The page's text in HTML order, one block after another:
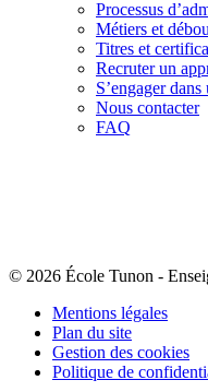
Processus
Métiers et
Titres et
Recruter un
S’engager
Nous contacter
FAQ
© 2026 École Tunon -
Mentions légales
Plan du site
Gestion des cookies
Politique de